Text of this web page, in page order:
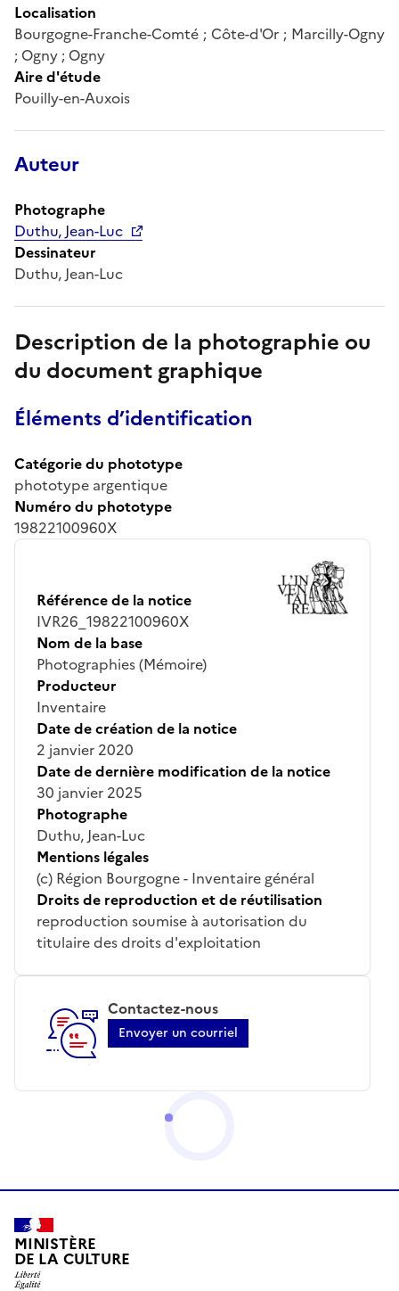
Localisation
Bourgogne-Franche-Comté ; Côte-d'Or ; Marcilly-Ogny
; Ogny ; Ogny
Aire d'étude
Pouilly-en-Auxois
Auteur
Photographe
Duthu, Jean-Luc
Dessinateur
Duthu, Jean-Luc
Description de la photographie ou
du document graphique
Éléments d’identification
Catégorie du phototype
phototype argentique
Numéro du phototype
19822100960X
Référence de la notice
IVR26_19822100960X
Nom de la base
Photographies (Mémoire)
Producteur
Inventaire
Date de création de la notice
2 janvier 2020
Date de dernière modification de la notice
30 janvier 2025
Photographe
Duthu, Jean-Luc
Mentions légales
(c) Région Bourgogne - Inventaire général
Droits de reproduction et de réutilisation
reproduction soumise à autorisation du
titulaire des droits d'exploitation
Contactez-nous
Envoyer un courriel
MINISTÈRE
DE LA CULTURE